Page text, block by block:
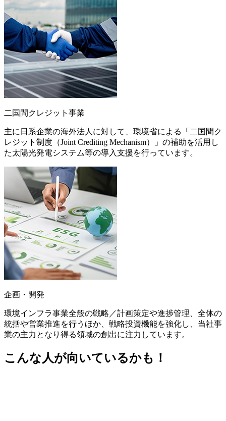
二国間クレジット事業
主に日系企業の海外法人に対して、環境省による「二国間ク
レジット制度（Joint Crediting Mechanism）」の補助を活用し
た太陽光発電システム等の導入支援を行っています。
企画・開発
環境インフラ事業全般の戦略／計画策定や進捗管理、全体の
統括や営業推進を行うほか、戦略投資機能を強化し、当社事
業の主力となり得る領域の創出に注力しています。
こんな人が向いているかも！